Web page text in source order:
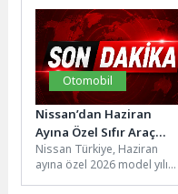
kapsamında yol veya
kaldırımları kapatan
malzemeler...
Otomobil
Nissan’dan Haziran
Ayına Özel Sıfır Araç
Kampanyaları
Nissan Türkiye, Haziran
ayına özel 2026 model yılı